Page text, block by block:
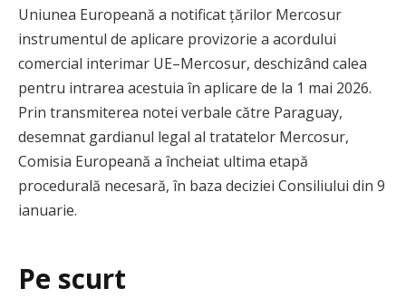
Uniunea Europeană a notificat țărilor Mercosur
instrumentul de aplicare provizorie a acordului
comercial interimar UE–Mercosur, deschizând calea
pentru intrarea acestuia în aplicare de la 1 mai 2026.
Prin transmiterea notei verbale către Paraguay,
desemnat gardianul legal al tratatelor Mercosur,
Comisia Europeană a încheiat ultima etapă
procedurală necesară, în baza deciziei Consiliului din 9
ianuarie.
Pe scurt